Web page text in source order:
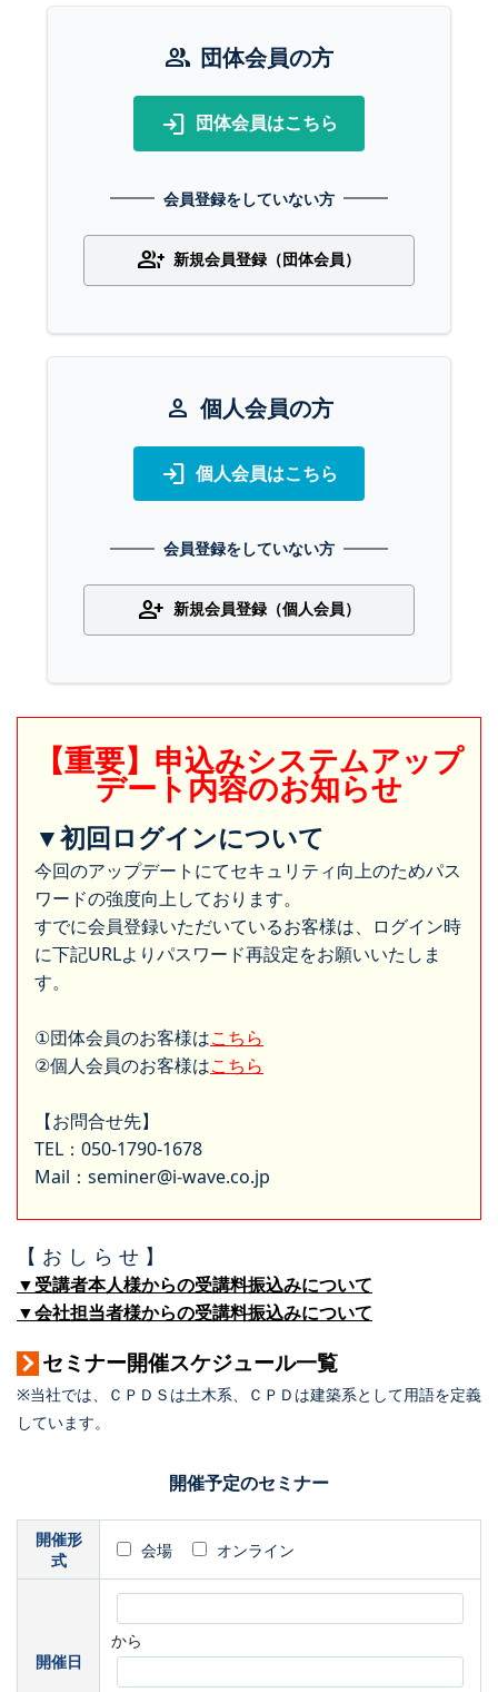
group 団体会員の方
login 団体会員はこちら
会員登録をしていない方
group_add 新規会員登録（団体会員）
person 個人会員の方
login 個人会員はこちら
会員登録をしていない方
person_add 新規会員登録（個人会員）
【重要】申込みシステムアップ
デート内容のお知らせ
▼初回ログインについて
今回のアップデートにてセキュリティ向上のためパス
ワードの強度向上しております。
すでに会員登録いただいているお客様は、ログイン時
に下記URLよりパスワード再設定をお願いいたしま
す。
①団体会員のお客様はこちら
②個人会員のお客様はこちら
【お問合せ先】
TEL：050-1790-1678
Mail：seminer@i-wave.co.jp
【 お し ら せ 】
▼受講者本人様からの受講料振込みについて
▼会社担当者様からの受講料振込みについて
セミナー開催スケジュール一覧
※当社では、ＣＰＤＳは土木系、ＣＰＤは建築系として用語を定義
しています。
開催予定のセミナー
開催形
式
会場 オンライン
開催日
から